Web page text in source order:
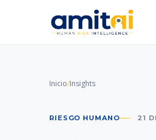
Inicio/Insights
RIESGO HUMANO 21